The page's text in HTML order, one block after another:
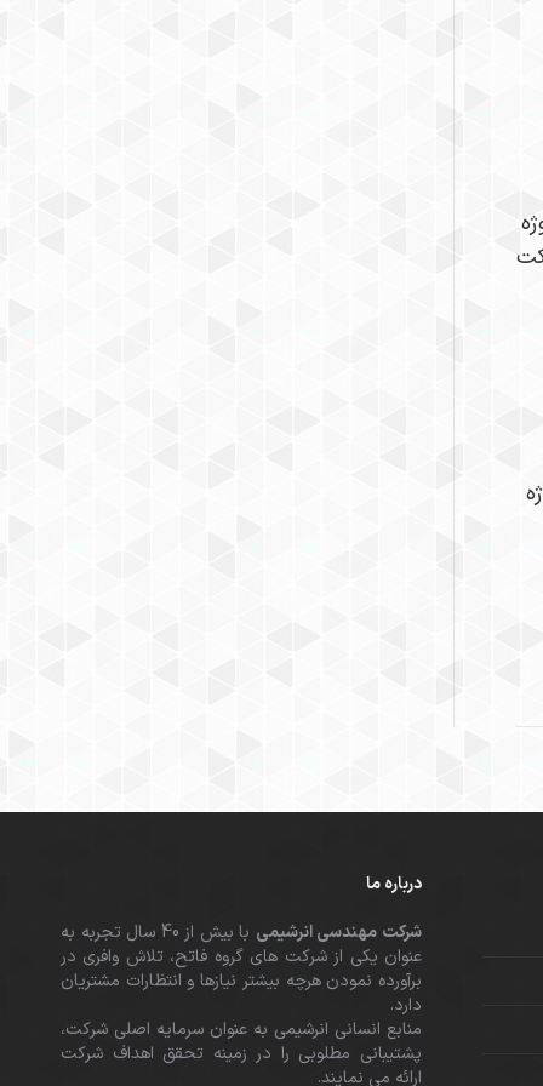
درباره ما
شرکت مهندسی انرشیمی
با بیش از 40 سال تجربه به
عنوان یکی از شرکت های گروه فاتح، تلاش وافری در
برآورده نمودن هرچه بیشتر نیازها و انتظارات مشتریان
دارد.
منابع انسانی انرشیمی به عنوان سرمایه اصلی شرکت،
پشتیبانی مطلوبی را در زمینه تحقق اهداف شرکت
ارائه می نمایند.